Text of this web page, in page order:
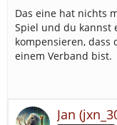
Das eine hat nichts
Spiel und du kannst
kompensieren,
einem Verband bist.
Jan